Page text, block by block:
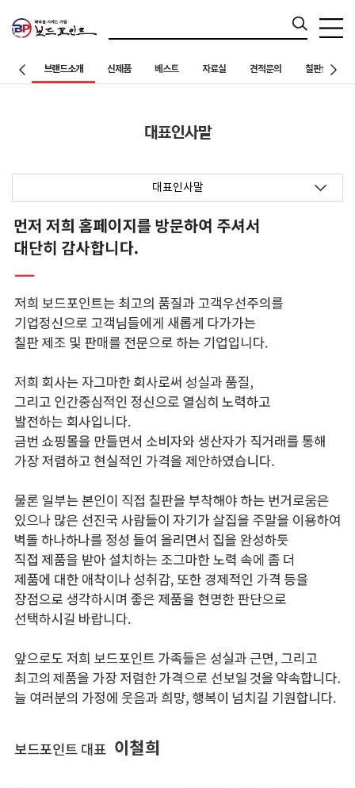
브랜드소개 신제품 베스트 자료실 견적문의 칠판설치 사례
대표인사말
대표인사말